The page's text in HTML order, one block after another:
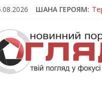
ШАНА ГЕРОЯМ: